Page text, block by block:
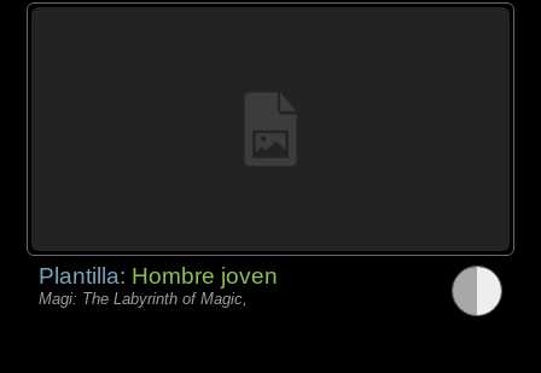
Plantilla: Hombre joven
Magi: The Labyrinth of Magic,